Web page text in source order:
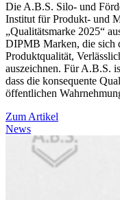
Die A.B.S. Silo- und
Institut für Produkt- und
„Qualitätsmarke 2025“
DIPMB Marken, die sich
Produktqualität,
auszeichnen. Für A.B.S.
dass die konsequente
öffentlichen
Zum Artikel
News